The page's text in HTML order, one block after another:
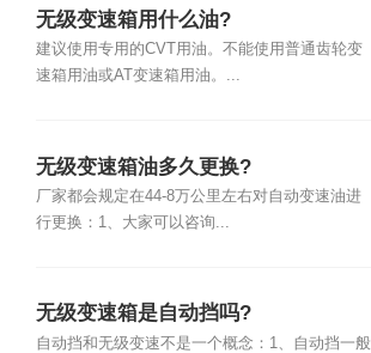
无级变速箱用什么油?
建议使用专用的CVT用油。不能使用普通齿轮变
速箱用油或AT变速箱用油。...
无级变速箱油多久更换?
厂家都会规定在44-8万公里左右对自动变速油进
行更换：1、大家可以咨询...
无级变速箱是自动挡吗?
自动挡和无级变速不是一个概念：1、自动挡一般